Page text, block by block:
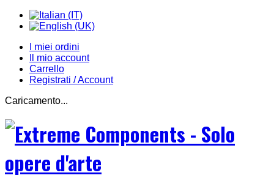
I miei ordini
Il mio account
Carrello
Registrati / Account
Caricamento...